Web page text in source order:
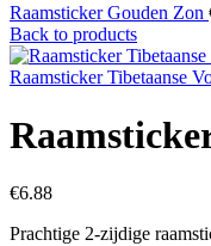
Raamsticker Gouden Zon
Back to products
Raamsticker Tibetaanse
€6.88
Prachtige 2-zijdige